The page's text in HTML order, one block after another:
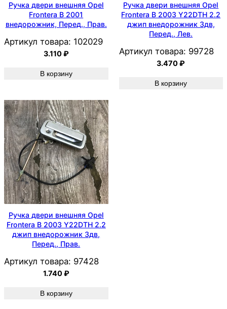
Ручка двери внешняя Opel
Frontera B 2001
внедорожник, Перед., Прав.
Артикул товара: 102029
3.110₽
В корзину
Ручка двери внешняя Opel
Frontera B 2003 Y22DTH 2.2
джип внедорожник 3дв,
Перед., Лев.
Артикул товара: 99728
3.470₽
В корзину
Ручка двери внешняя Opel
Frontera B 2003 Y22DTH 2.2
джип внедорожник 3дв,
Перед., Прав.
Артикул товара: 97428
1.740₽
В корзину